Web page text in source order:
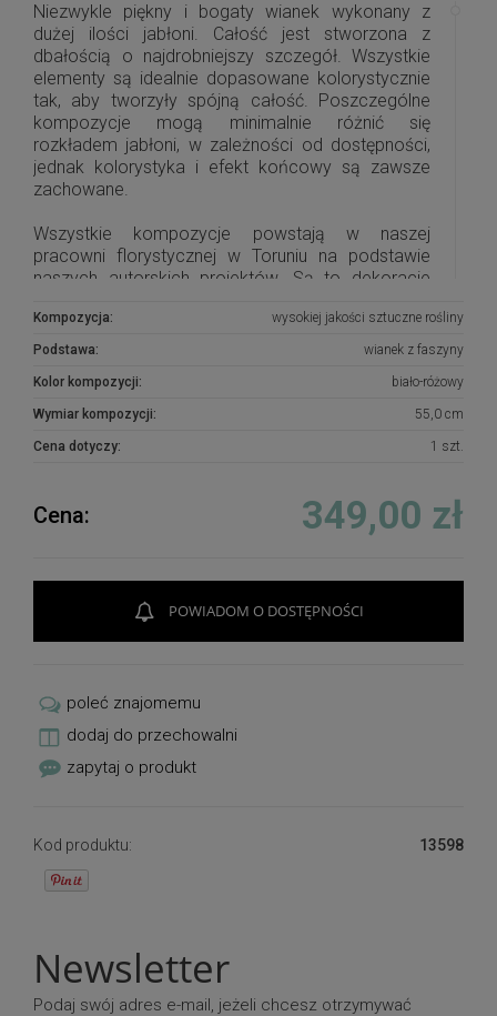
Niezwykle piękny i bogaty wianek wykonany z
dużej ilości jabłoni. Całość jest stworzona z
dbałością o najdrobniejszy szczegół. Wszystkie
elementy są idealnie dopasowane kolorystycznie
tak, aby tworzyły spójną całość. Poszczególne
kompozycje mogą minimalnie różnić się
rozkładem jabłoni, w zależności od dostępności,
jednak kolorystyka i efekt końcowy są zawsze
zachowane.
Wszystkie kompozycje powstają w naszej
pracowni florystycznej w Toruniu na podstawie
naszych autorskich projektów. Są to dekoracje
dopracowane w najdrobniejszych szczegółach.
Do stworzenia kompozycji wykorzystujemy kwiaty
odporne na działanie warunków atmosferycznych,
dlatego też przez długi pięknie prezentują się
Idealne do sesji fotograficznych. Polecamy
W przypadku niedostępności produktu, prosimy o
Kompozycja: wysokiej jakości sztuczne rośliny
Podstawa: wianek z faszyny
Kolor kompozycji: biało-różowy
Wymiar kompozycji: 55,0 cm
Cena dotyczy: 1 szt.
Cena: 349,00 zł
POWIADOM O DOSTĘPNOŚCI
poleć znajomemu
dodaj do przechowalni
zapytaj o produkt
Kod produktu: 13598
Newsletter
Podaj swój adres e-mail, jeżeli chcesz otrzymywać